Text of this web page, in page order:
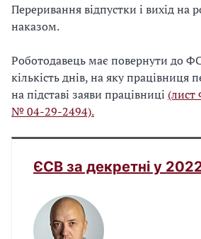
Переривання відпустки і вихід
наказом.
Роботодавець має повернути до
кількість днів, на яку працівниця
на підставі заяви працівниці (лист
№ 04-29-2494).
ЄСВ за декретні у